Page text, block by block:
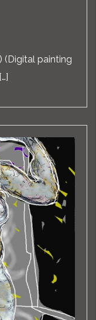
(Digital painting